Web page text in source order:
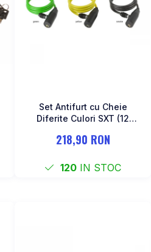
Set Antifurt cu Cheie
Diferite Culori SXT (12
218,90 RON
120 IN STOC